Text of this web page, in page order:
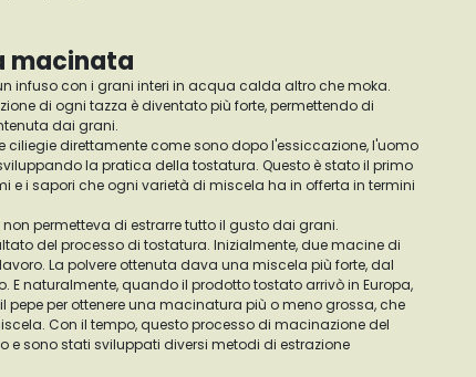
macinata
infuso con i grani interi in acqua calda altro che moka.
di ogni tazza è diventato più forte, permettendo di
dai grani.
ciliegie direttamente come sono dopo l'essiccazione, l'uomo
la pratica della tostatura. Questo è stato il primo
e i sapori che ogni varietà di miscela ha in offerta in termini
permetteva di estrarre tutto il gusto dai grani.
del processo di tostatura. Inizialmente, due macine di
La polvere ottenuta dava una miscela più forte, dal
E naturalmente, quando il prodotto tostato arrivò in Europa,
pepe per ottenere una macinatura più o meno grossa, che
Con il tempo, questo processo di macinazione del
e sono stati sviluppati diversi metodi di estrazione